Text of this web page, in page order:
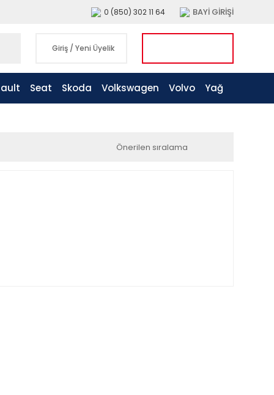
0 (850) 302 11 64 BAYİ GİRİŞİ
Giriş / Yeni Üyelik
Seat Skoda Volkswagen Volvo Yağ